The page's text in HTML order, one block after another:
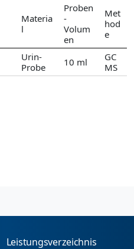
Materia
l
Proben
-
Volum
en
Met
hod
e
Urin-
Probe
10 ml
GC
MS
Leistungsverzeichnis